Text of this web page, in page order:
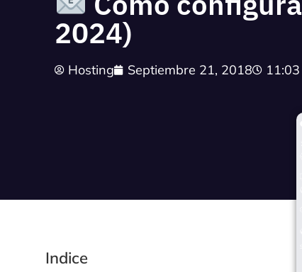
2024)
Hosting Septiembre 21, 2018
Indice